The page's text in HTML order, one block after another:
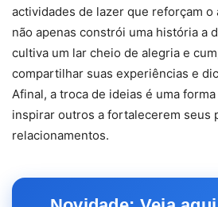
actividades de lazer que reforçam o
não apenas constrói uma história a
cultiva um lar cheio de alegria e
compartilhar suas experiências e
Afinal, a troca de ideias é uma
inspirar outros a fortalecerem seus
relacionamentos.